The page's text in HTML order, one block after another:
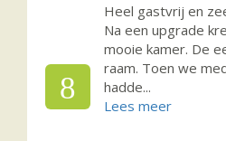
8
Heel gastvrij en
Na een upgrade
mooie kamer. De
raam. Toen we
hadde...